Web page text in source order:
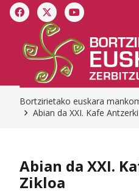
Bortzirietako euskara
Abian da XXI. Kafe
Abian da XXI.
Zikloa